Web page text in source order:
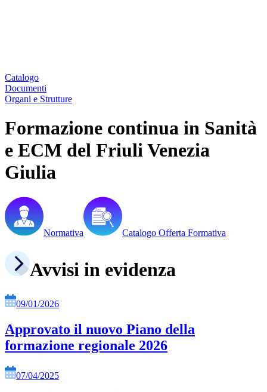
Catalogo
Documenti
Organi e Strutture
Formazione continua in Sanità
e ECM del Friuli Venezia
Giulia
Normativa Catalogo Offerta Formativa
Avvisi in evidenza
09/01/2026
Approvato il nuovo Piano della
formazione regionale 2026
07/04/2025